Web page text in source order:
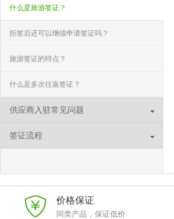
什么是旅游签证？
拒签后还可以继续申请签证吗？
旅游签证的特点？
什么是多次往返签证？
供应商入驻常见问题
签证流程
价格保证
同类产品，保证低价